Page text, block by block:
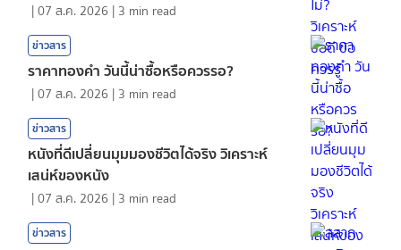
|07 ส.ค. 2026 | 3 min read
ข่าวสาร
ราคาทองคํา วันนี้น่าซื้อหรือควรรอ?
|07 ส.ค. 2026 | 3 min read
ข่าวสาร
หนังที่ดีเปลี่ยนมุมมองชีวิตได้จริง วิเคราะห์
เสน่ห์ของหนัง
|07 ส.ค. 2026 | 3 min read
ข่าวสาร